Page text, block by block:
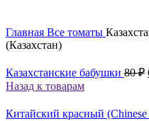
Главная Все томаты
(Казахстан)
Казахстанские бабушки 80₽
Назад к товарам
Китайский красный (Chinese